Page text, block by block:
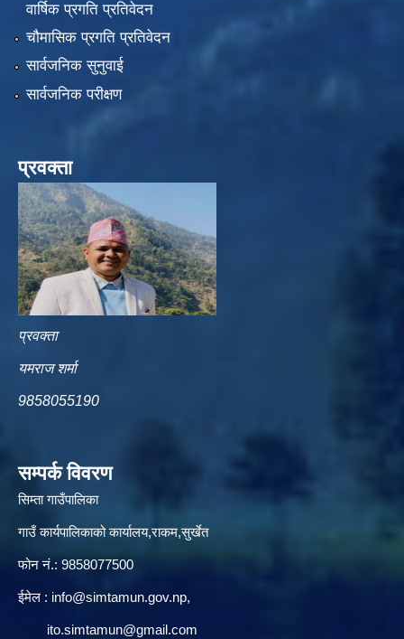
वार्षिक प्रगति प्रतिवेदन
चौमासिक प्रगति प्रतिवेदन
सार्वजनिक सुनुवाई
सार्वजनिक परीक्षण
प्रवक्ता
प्रवक्ता
यमराज शर्मा
9858055190
सम्पर्क विवरण
सिम्ता गाउँपालिका
गाउँ कार्यपालिकाको कार्यालय,राकम,सुर्खेत
फोन नं.: 9858077500
ईमेल‌ : info@simtamun.gov.np,
ito.simtamun@gmail.com